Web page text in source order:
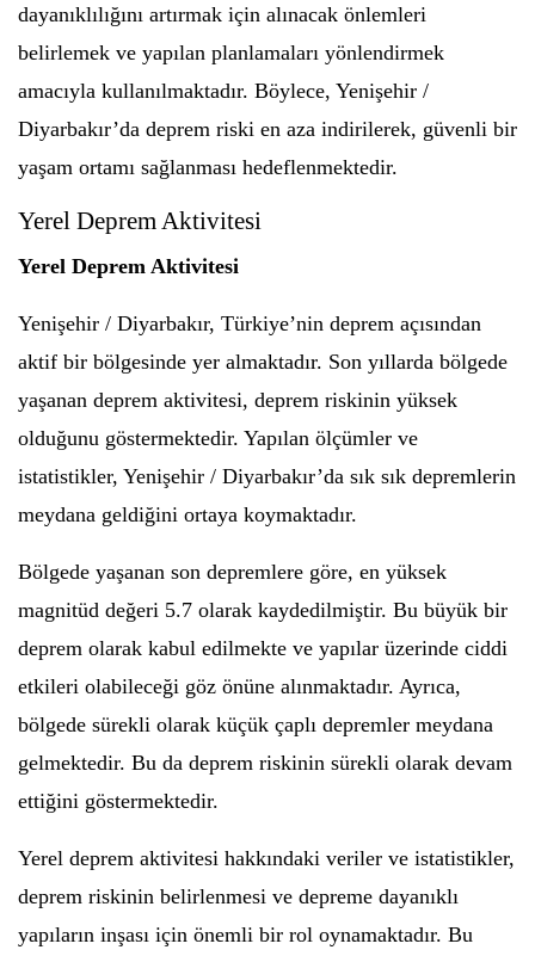
dayanıklılığını artırmak için alınacak önlemleri
belirlemek ve yapılan planlamaları yönlendirmek
amacıyla kullanılmaktadır. Böylece, Yenişehir /
Diyarbakır’da deprem riski en aza indirilerek, güvenli bir
yaşam ortamı sağlanması hedeflenmektedir.
Yerel Deprem Aktivitesi
Yerel Deprem Aktivitesi
Yenişehir / Diyarbakır, Türkiye’nin deprem açısından
aktif bir bölgesinde yer almaktadır. Son yıllarda bölgede
yaşanan deprem aktivitesi, deprem riskinin yüksek
olduğunu göstermektedir. Yapılan ölçümler ve
istatistikler, Yenişehir / Diyarbakır’da sık sık depremlerin
meydana geldiğini ortaya koymaktadır.
Bölgede yaşanan son depremlere göre, en yüksek
magnitüd değeri 5.7 olarak kaydedilmiştir. Bu büyük bir
deprem olarak kabul edilmekte ve yapılar üzerinde ciddi
etkileri olabileceği göz önüne alınmaktadır. Ayrıca,
bölgede sürekli olarak küçük çaplı depremler meydana
gelmektedir. Bu da deprem riskinin sürekli olarak devam
ettiğini göstermektedir.
Yerel deprem aktivitesi hakkındaki veriler ve istatistikler,
deprem riskinin belirlenmesi ve depreme dayanıklı
yapıların inşası için önemli bir rol oynamaktadır. Bu